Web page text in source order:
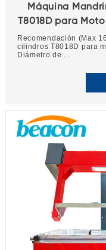
Máquina
T8018D para
Recomendación (Max
cilindros T8018D para
Diámetro de ...